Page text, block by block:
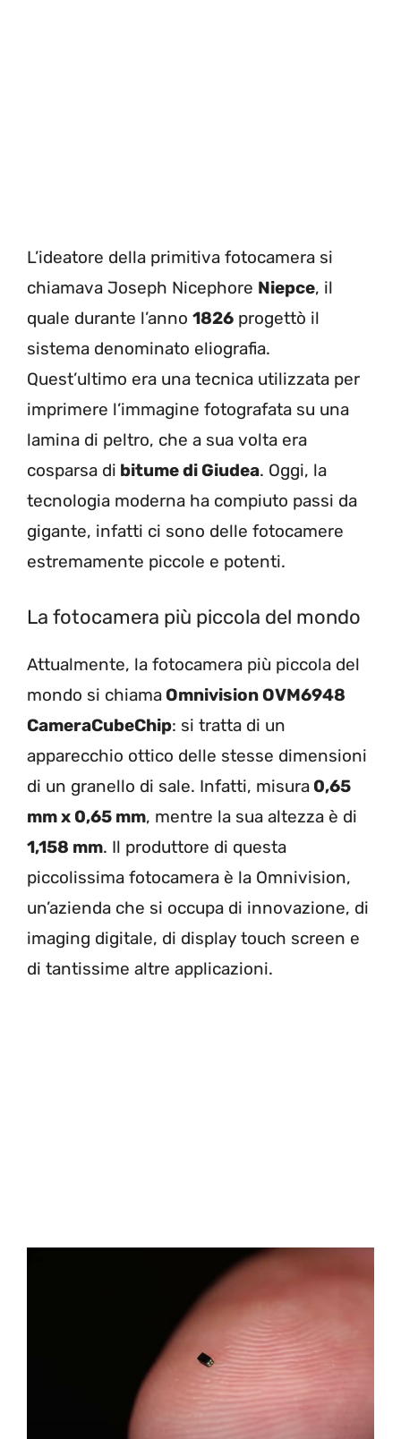
L’ideatore della primitiva fotocamera si
chiamava Joseph Nicephore Niepce, il
quale durante l’anno 1826 progettò il
sistema denominato eliografia.
Quest’ultimo era una tecnica utilizzata per
imprimere l’immagine fotografata su una
lamina di peltro, che a sua volta era
cosparsa di bitume di Giudea. Oggi, la
tecnologia moderna ha compiuto passi da
gigante, infatti ci sono delle fotocamere
estremamente piccole e potenti.
La fotocamera più piccola del mondo
Attualmente, la fotocamera più piccola del
mondo si chiamaOmnivision OVM6948
CameraCubeChip: si tratta di un
apparecchio ottico delle stesse dimensioni
di un granello di sale. Infatti, misura 0,65
mm x 0,65 mm, mentre la sua altezza è di
1,158 mm. Il produttore di questa
piccolissima fotocamera è la Omnivision,
un’azienda che si occupa di innovazione, di
imaging digitale, di display touch screen e
di tantissime altre applicazioni.